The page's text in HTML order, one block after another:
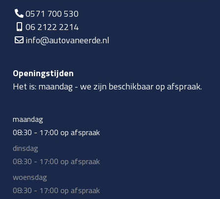
0571 700 530
06 2122 2214
info@autovaneerde.nl
Openingstijden
Het is:maandag-we zijn beschikbaar op afspraak.
maandag
08:30 - 17:00 op afspraak
dinsdag
08:30 - 17:00 op afspraak
woensdag
08:30 - 17:00 op afspraak